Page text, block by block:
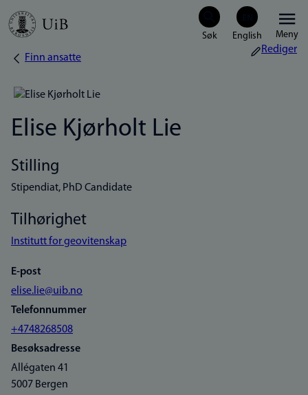
Hopp
Meny
Navigasjonssti
Finn ansatte
Rediger
Elise Kjørholt Lie
Stilling
Stipendiat, PhD Candidate
Tilhørighet
Institutt for geovitenskap
E-post
elise.lie@uib.no
Telefonnummer
+4748268508
Besøksadresse
Allégaten 41
5007 Bergen